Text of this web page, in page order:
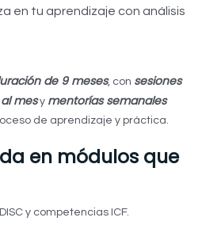
en tu aprendizaje con análisis
de 9 meses, con sesiones
mesy mentorías semanales
de aprendizaje y práctica.
en módulos que
y competencias ICF.